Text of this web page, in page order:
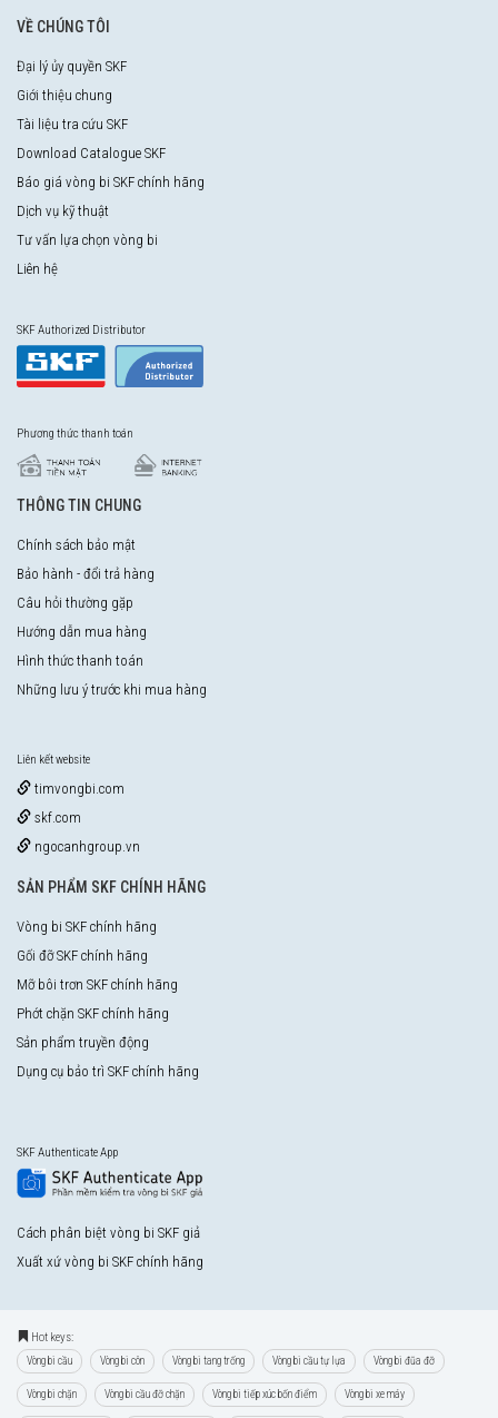
VỀ CHÚNG TÔI
Đại lý ủy quyền SKF
Giới thiệu chung
Tài liệu tra cứu SKF
Download Catalogue SKF
Báo giá vòng bi SKF chính hãng
Dịch vụ kỹ thuật
Tư vấn lựa chọn vòng bi
Liên hệ
SKF Authorized Distributor
Phương thức thanh toán
THÔNG TIN CHUNG
Chính sách bảo mật
Bảo hành - đổi trả hàng
Câu hỏi thường gặp
Hướng dẫn mua hàng
Hình thức thanh toán
Những lưu ý trước khi mua hàng
Liên kết website
timvongbi.com
skf.com
ngocanhgroup.vn
SẢN PHẨM SKF CHÍNH HÃNG
Vòng bi SKF chính hãng
Gối đỡ SKF chính hãng
Mỡ bôi trơn SKF chính hãng
Phớt chặn SKF chính hãng
Sản phẩm truyền động
Dụng cụ bảo trì SKF chính hãng
SKF Authenticate App
Cách phân biệt vòng bi SKF giả
Xuất xứ vòng bi SKF chính hãng
Hot keys:
Vòng bi cầu Vòng bi côn Vòng bi tang trống Vòng bi cầu tự lựa Vòng bi đũa đỡ
Vòng bi chặn Vòng bi cầu đỡ chặn Vòng bi tiếp xúc bốn điểm Vòng bi xe máy